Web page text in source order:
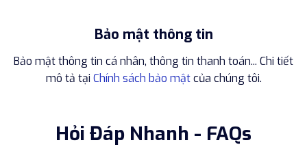
Bảo mật thông tin
Bảo mật thông tin cá nhân, thông tin thanh toán... Chi tiết
mô tả tại Chính sách bảo mậtcủa chúng tôi.
Hỏi Đáp Nhanh - FAQs